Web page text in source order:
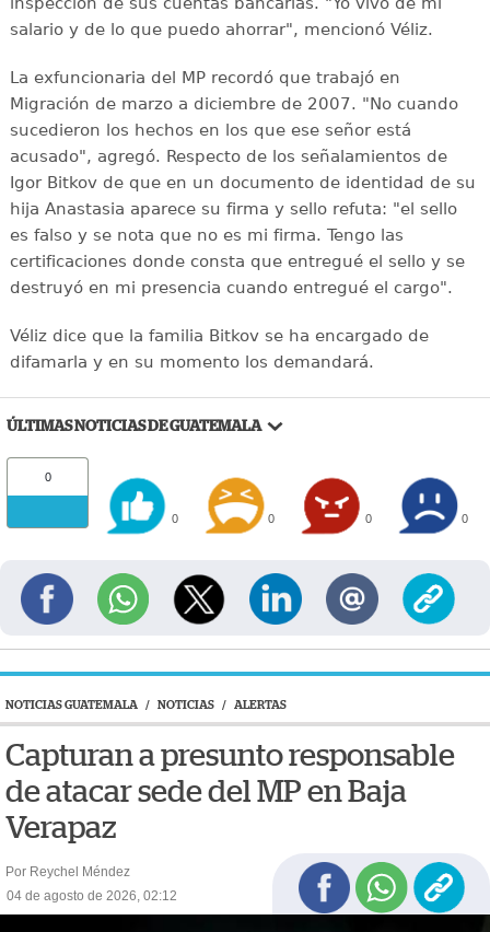
salario y de lo que puedo ahorrar", mencionó Véliz.
La exfuncionaria del MP recordó que trabajó en
Migración de marzo a diciembre de 2007. "No cuando
sucedieron los hechos en los que ese señor está
acusado", agregó. Respecto de los señalamientos de
Igor Bitkov de que en un documento de identidad de su
hija Anastasia aparece su firma y sello refuta: "el sello
es falso y se nota que no es mi firma. Tengo las
certificaciones donde consta que entregué el sello y se
destruyó en mi presencia cuando entregué el cargo".
Véliz dice que la familia Bitkov se ha encargado de
difamarla y en su momento los demandará.
ÚLTIMAS NOTICIAS DE GUATEMALA
0
0 0 0 0
NOTICIAS GUATEMALA / NOTICIAS / ALERTAS
Capturan a presunto responsable
de atacar sede del MP en Baja
Verapaz
Por Reychel Méndez
04 de agosto de 2026, 02:12